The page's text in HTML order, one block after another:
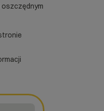
oszczędnym